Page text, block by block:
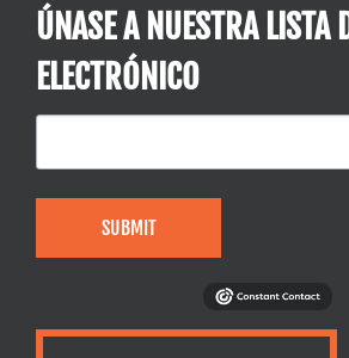
ÚNASE A NUESTRA LISTA
ELECTRÓNICO
SUBMIT